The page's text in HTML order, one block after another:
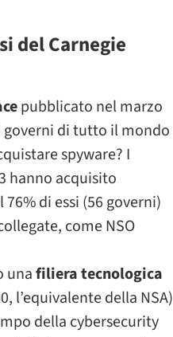
del Carnegie
pubblicato nel marzo
governi di tutto il mondo
spyware? I
hanno acquisito
di essi (56 governi)
come NSO
unafiliera tecnologica
l’equivalente della NSA)
della cybersecurity